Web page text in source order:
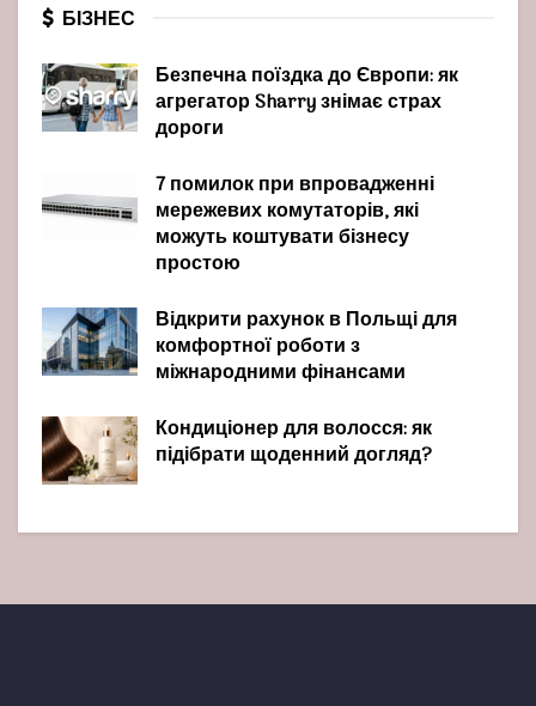
БІЗНЕС
Безпечна поїздка до Європи: як
агрегатор Sharry знімає страх
дороги
7 помилок при впровадженні
мережевих комутаторів, які
можуть коштувати бізнесу
простою
Відкрити рахунок в Польщі для
комфортної роботи з
міжнародними фінансами
Кондиціонер для волосся: як
підібрати щоденний догляд?